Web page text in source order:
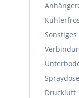
Sonstiges
Druckluft